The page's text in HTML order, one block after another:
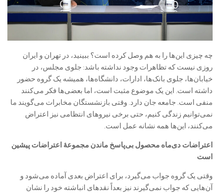
چه چیزی این‌ها را به هم وصل کرده است؟ ببینید، در تهران و ایران
روزی نیست که تظاهرات وجود نداشته باشد: جلوی مجلس، در
خیابان‌ها، جلوی بانک‌ها، ادارات، دانشگاه‌ها، همیشه یک گروه حضور
داشته است. این یک موضوع مثبت است، اما بعضی‌ها فکر می‌کنند
منفی است. جامعه جان دارد. وقتی بازنشستگان مخابرات می‌گویند ما
نمی‌توانیم زندگی کنیم، حتی برخی نیروهای انتظامی نیز اعتراض
می‌کنند، این‌ها همه نشانه عمل است.
اعتراضات دی‌ماه محصول بی‌پاسخ ماندن مجموعۀ اعتراضات پیشین
است
وقتی یک گروه جواب می‌گیرد، برای اعتراض بعدی آماده می‌شود و
آن‌هایی که جواب نمی‌گیرند نیز بعداً نقدهای انباشته خود را نشان